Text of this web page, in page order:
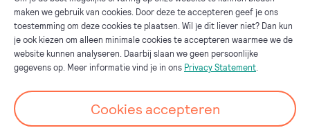
Fietsplan 2025
Fiets van de zaak
Fietsplan werkgever
maken we gebruik van cookies. Door deze te accepteren geef je ons
toestemming om deze cookies te plaatsen. Wil je dit liever niet? Dan kun
je ook kiezen om alleen minimale cookies te accepteren waarmee we de
website kunnen analyseren. Daarbij slaan we geen persoonlijke
gegevens op. Meer informatie vind je in ons Privacy Statement
Cookies accepteren